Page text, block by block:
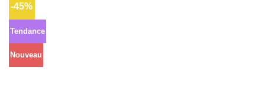
-45%
Tendance
Nouveau